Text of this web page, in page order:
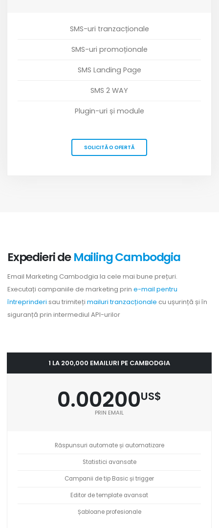
SMS-uri tranzacționale
SMS-uri promoționale
SMS Landing Page
SMS 2 WAY
Plugin-uri și module
SOLICITĂ O OFERTĂ
Expedieri deMailing Cambodgia
Email Marketing Cambodgia la cele mai bune prețuri.
Executați campaniile de marketing prin e-mail pentru
întreprinderi sau trimiteți mailuri tranzacționale cu ușurință și în
siguranță prin intermediul API-urilor
1 LA 200,000 EMAILURI PE CAMBODGIA
0.00200US$
PRIN EMAIL
Răspunsuri automate și automatizare
Statistici avansate
Campanii de tip Basic și trigger
Editor de template avansat
Șabloane profesionale